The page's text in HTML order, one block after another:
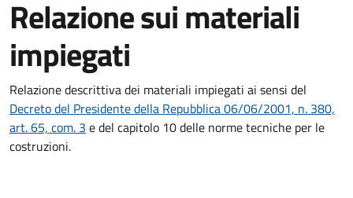
Relazione sui materiali
impiegati
Relazione descrittiva dei materiali impiegati ai sensi del
Decreto del Presidente della Repubblica 06/06/2001, n. 380,
art. 65, com. 3 e del capitolo 10 delle norme tecniche per le
costruzioni.